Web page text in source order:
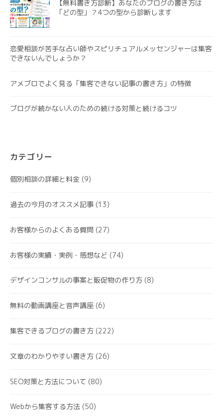
【無料書き方診断】あなたのブログの書き方は
「どの型」？4つの型から診断します
恋愛相談が苦手な占い師やスピリチュアルメッセンジャーは集客
できないんでしょうか？
アメブロでよく見る「集客できない記事の書き方」の特徴
ブログが続かない人のための続ける対策と続けるコツ
カテゴリー
個別相談の詳細と料金 (9)
過去の今月のオススメ記事 (13)
お客様からのよくある質問 (27)
お客様の実績・実例・感想など (74)
デザインコンサルの事案と販促物の作り方 (8)
無料の動画講座と音声講座 (6)
集客できるブログの書き方 (222)
文章のわかりやすい書き方 (26)
SEO対策と方法について (80)
Webから集客する方法 (50)